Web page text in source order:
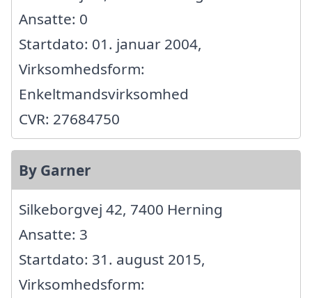
Ansatte: 0
Startdato: 01. januar 2004,
Virksomhedsform:
Enkeltmandsvirksomhed
CVR: 27684750
By Garner
Silkeborgvej 42, 7400 Herning
Ansatte: 3
Startdato: 31. august 2015,
Virksomhedsform: